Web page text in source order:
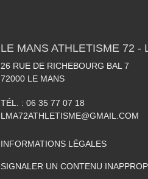
LE MANS ATHLETISME 72 -
26 RUE DE RICHEBOURG BAL 7
72000 LE MANS
TÉL. : 06 35 77 07 18
LMA72ATHLETISME@GMAIL.COM
INFORMATIONS LÉGALES
SIGNALER UN CONTENU